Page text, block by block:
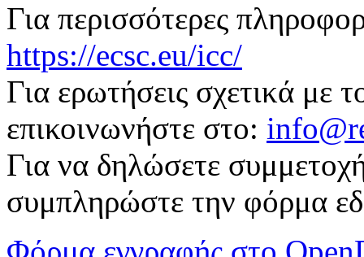
Για περισσότερες
https://ecsc.eu/icc/
Για ερωτήσεις σχετικά με
επικοινωνήστε στο:
Για να δηλώσετε
συμπληρώστε την φόρμα